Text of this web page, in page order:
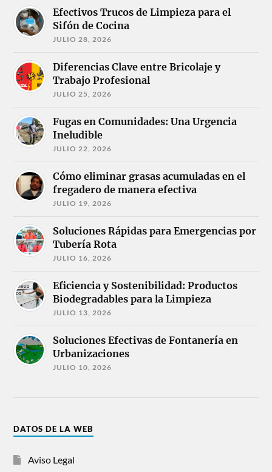
Efectivos Trucos de Limpieza para el
Sifón de Cocina
JULIO 28, 2026
Diferencias Clave entre Bricolaje y
Trabajo Profesional
JULIO 25, 2026
Fugas en Comunidades: Una Urgencia
Ineludible
JULIO 22, 2026
Cómo eliminar grasas acumuladas en el
fregadero de manera efectiva
JULIO 19, 2026
Soluciones Rápidas para Emergencias por
Tubería Rota
JULIO 16, 2026
Eficiencia y Sostenibilidad: Productos
Biodegradables para la Limpieza
JULIO 13, 2026
Soluciones Efectivas de Fontanería en
Urbanizaciones
JULIO 10, 2026
DATOS DE LA WEB
Aviso Legal